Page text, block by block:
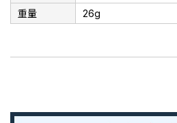
重量
26g